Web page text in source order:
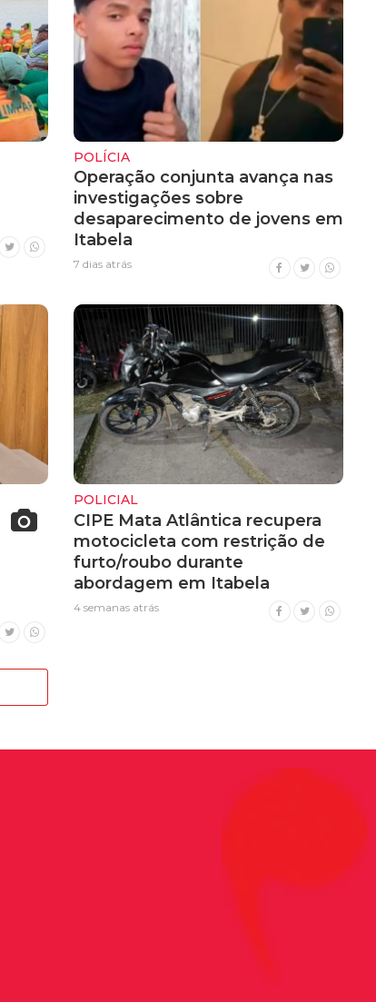
POLÍCIA
Operação conjunta avança nas
investigações sobre
desaparecimento de jovens em
Itabela
7 dias atrás
POLICIAL
CIPE Mata Atlântica recupera
motocicleta com restrição de
furto/roubo durante
abordagem em Itabela
4 semanas atrás